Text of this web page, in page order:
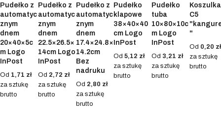
Pudełko z
automatyc
znym
dnem
20×40×5c
m Logo
InPost
Od 1,71 zł
za sztukę
brutto
Pudełko z
automatyc
znym
dnem
22.5×26.5×
14cm Logo
InPost
Od 2,72 zł
za sztukę
brutto
Pudełko z
automatyc
znym
dnem
17.4×24.8×
14.2cm
Bez
nadruku
Od 2,80 zł
za sztukę
brutto
Pudełko
klapowe
38×40×40
cm Logo
InPost
Od5,12 zł
za sztukę
brutto
Pudełko
tuba
10×80×10c
m Logo
InPost
Od 3,21 zł
za sztukę
brutto
Koszulka
C5
"
Od 0,20 zł
za sztukę
brutto